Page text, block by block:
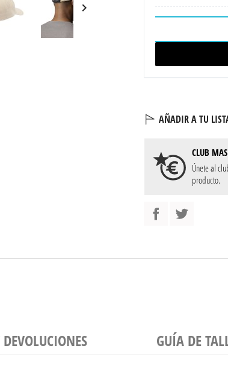

AÑADIR A TU
CLUB
Únete al
producto.
GUÍA DE